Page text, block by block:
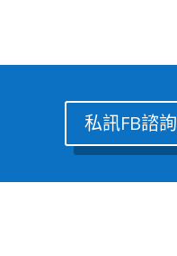
私訊FB諮詢